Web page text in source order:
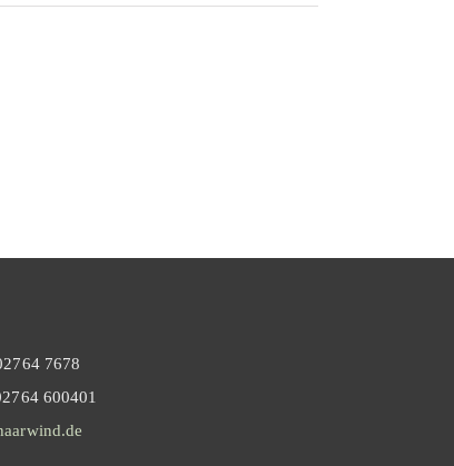
7678
600401